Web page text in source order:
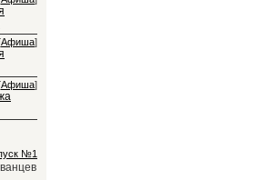
Афиша]
Афиша]
№1